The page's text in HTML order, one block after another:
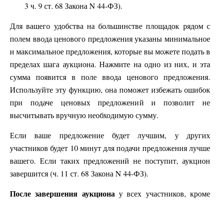
3 ч. 9 ст. 68 Закона N 44-ФЗ).
Для вашего удобства на большинстве площадок рядом с
полем ввода ценового предложения указаны минимальное
и максимальное предложения, которые вы можете подать в
пределах шага аукциона. Нажмите на одно из них, и эта
сумма появится в поле ввода ценового предложения.
Используйте эту функцию, она поможет избежать ошибок
при подаче ценовых предложений и позволит не
высчитывать вручную необходимую сумму.
Если ваше предложение будет лучшим, у других
участников будет 10 минут для подачи предложения лучше
вашего. Если таких предложений не поступит, аукцион
завершится (ч. 11 ст. 68 Закона N 44-ФЗ).
После завершения аукционау всех участников, кроме